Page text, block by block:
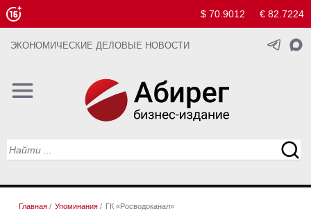
$ 70.9012 € 82.7224
ЭКОНОМИЧЕСКИЕ ДЕЛОВЫЕ НОВОСТИ
Главная / Упоминания / ГК «Росводоканал»